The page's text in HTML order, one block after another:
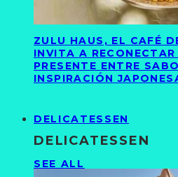
ZULU HAUS, EL CAFÉ
INVITA A
PRESENTE ENTRE
INSPIRACIÓN
DELICATESSEN
DELICATESSEN
SEE ALL